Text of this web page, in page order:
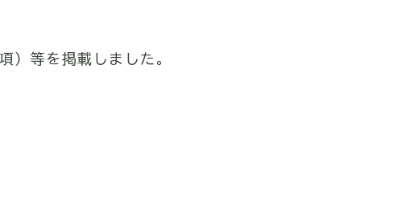
）等を掲載しました。